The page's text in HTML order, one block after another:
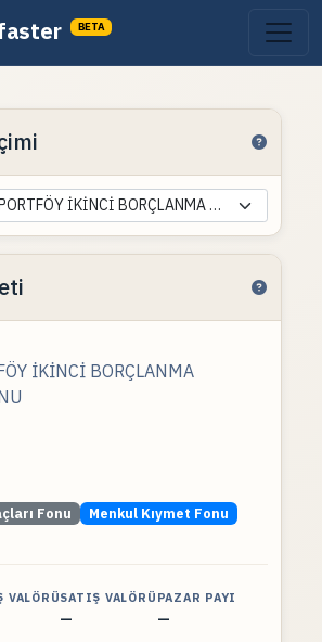
BETA
HMR — HEDEF PORTFÖY İKİNCİ BORÇLANMA ARAÇLARI FONU
İKİNCİ BORÇLANMA
Fonu
Menkul Kıymet Fonu
VALÖRÜSATIŞ VALÖRÜ
—
PAZAR PAYI
—